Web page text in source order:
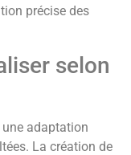
précise des
selon
adaptation
La création de